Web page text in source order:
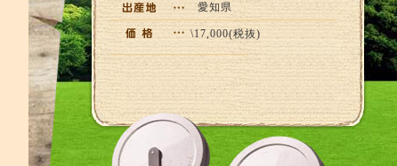
愛知県
\17,000(税抜)